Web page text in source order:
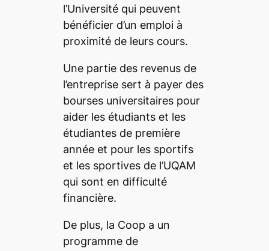
l’Université qui peuvent
bénéficier d’un emploi à
proximité de leurs cours.
Une partie des revenus de
l’entreprise sert à payer des
bourses universitaires pour
aider les étudiants et les
étudiantes de première
année et pour les sportifs
et les sportives de l’UQAM
qui sont en difficulté
financière.
De plus, la Coop a un
programme de